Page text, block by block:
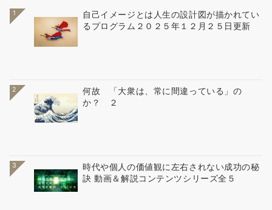
1
自己イメージとは人生の設計図が描かれてい
るプログラム２０２５年１２月２５日更新
2
何故 「大衆は、常に間違っている」の
か？ ２
3
時代や個人の価値観に左右されない成功の秘
訣 動画＆解説コンテンツシリーズ全５